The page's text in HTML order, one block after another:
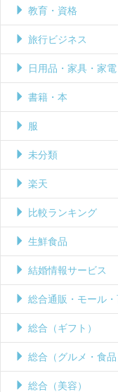
教育・資格
旅行ビジネス
日用品・家具・家電
書籍・本
服
未分類
楽天
比較ランキング
生鮮食品
結婚情報サービス
総合通販・モール
総合（ギフト）
総合（グルメ・食品
総合（美容）